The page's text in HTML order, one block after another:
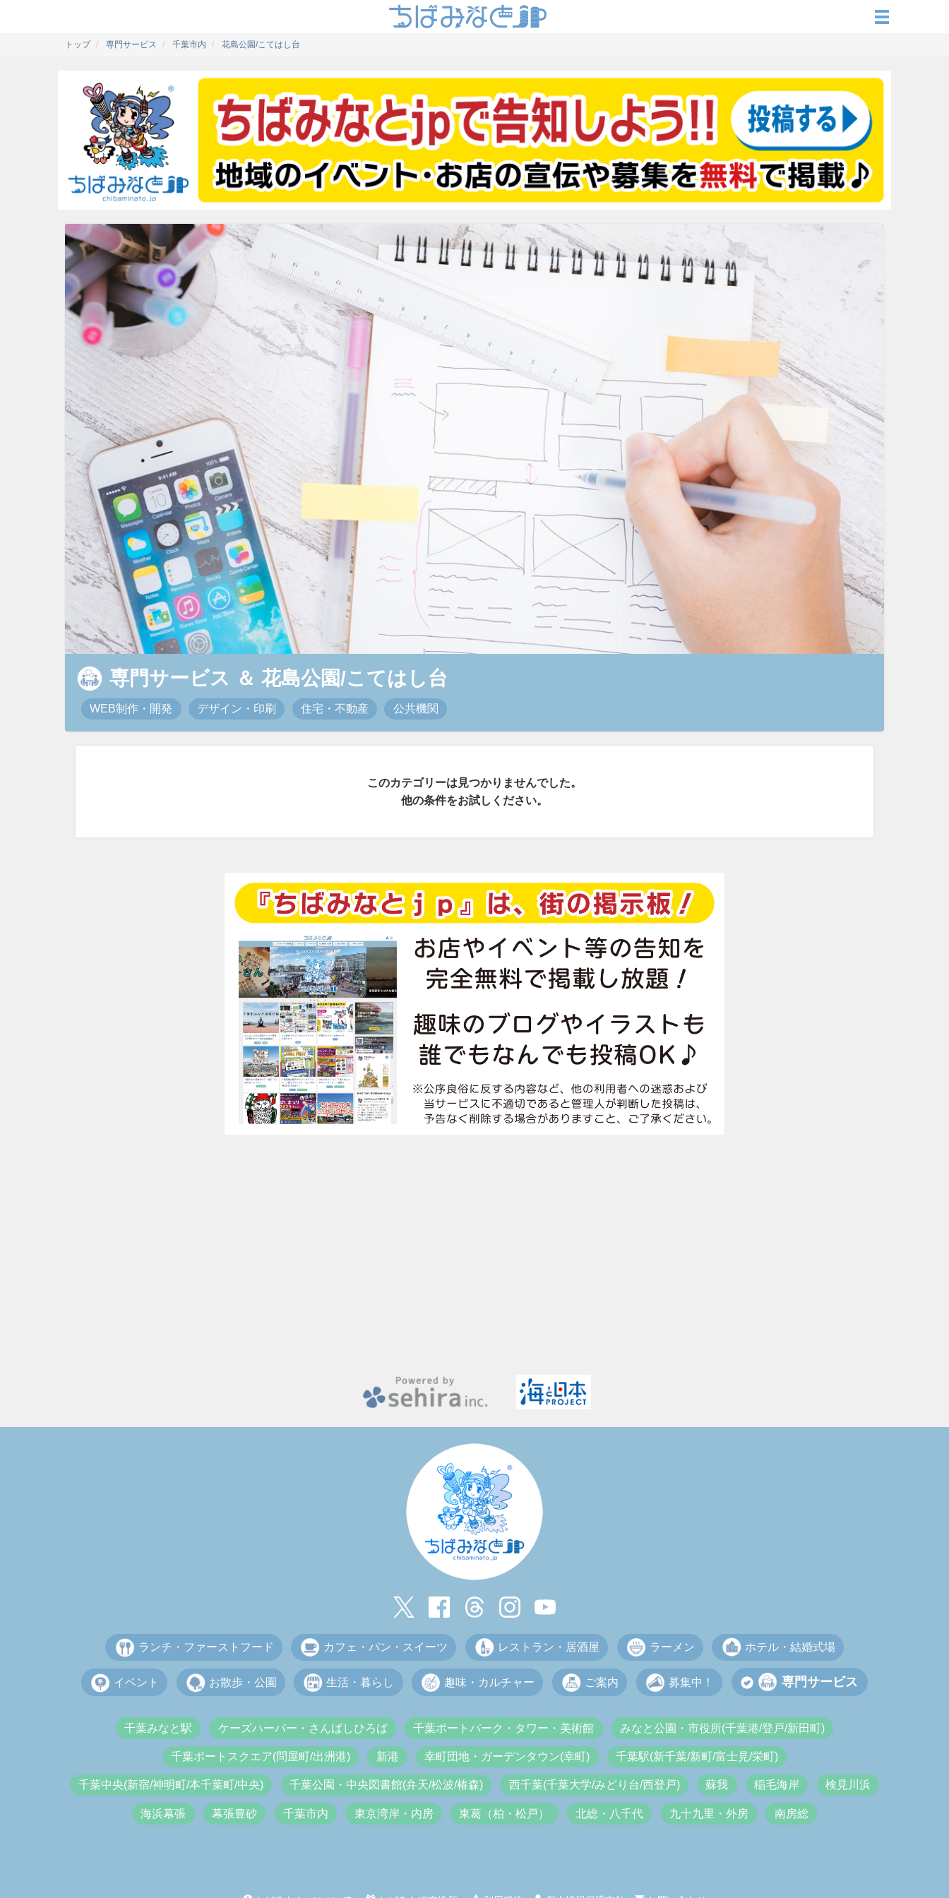
トップ 専門サービス 千葉市内 花島公園/こてはし台
専門サービス ＆ 花島公園/こてはし台
WEB制作・開発 デザイン・印刷 住宅・不動産 公共機関
このカテゴリーは見つかりませんでした。
他の条件をお試しください。
ランチ・ファーストフード カフェ・パン・スイーツ レストラン・居酒屋 ラーメン ホテル・結婚式場
イベント お散歩・公園 生活・暮らし 趣味・カルチャー ご案内 募集中！ 専門サービス
千葉みなと駅 ケーズハーバー・さんばしひろば 千葉ポートパーク・タワー・美術館 みなと公園・市役所(千葉港/登戸/新田町)
千葉ポートスクエア(問屋町/出洲港) 新港 幸町団地・ガーデンタウン(幸町) 千葉駅(新千葉/新町/富士見/栄町)
千葉中央(新宿/神明町/本千葉町/中央) 千葉公園・中央図書館(弁天/松波/椿森) 西千葉(千葉大学/みどり台/西登戸) 蘇我 稲毛海岸 検見川浜
海浜幕張 幕張豊砂 千葉市内 東京湾岸・内房 東葛（柏・松戸） 北総・八千代 九十九里・外房 南房総